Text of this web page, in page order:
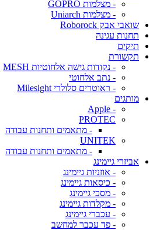
- מצלמות GOPRO
- מצלמות Uniarch
שואבי אבק Roborock
תחנות עגינה
תיקים
תקשורת
- נקודות גישה אלחוטיות MESH
- נתב אלחוטי
- ראוטרים סלולרי Milesight
מותגים
- Apple
PROTEC
- מתאמים ותחנות עבודה
UNITEK
- מתאמים ותחנות עבודה
אביזרי גיימינג
- אוזניות גיימינג
- כיסאות גיימינג
- מסכי גיימינג
- מקלדות גיימינג
- עכברי גיימינג
- פד עכבר למחשב